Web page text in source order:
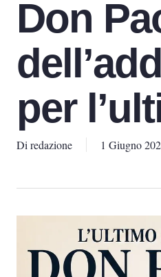
Don
per
Di redazione 1 Giugno